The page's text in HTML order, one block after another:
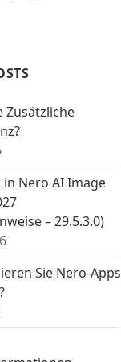
Zusätzliche
in Nero AI Image
– 29.5.3.0)
Sie Nero-Apps